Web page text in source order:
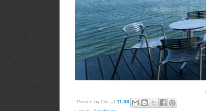
Posted by CiiL at 11:03